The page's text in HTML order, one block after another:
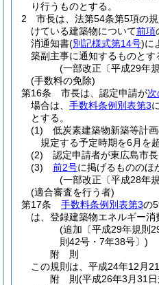
り行うものとする。
2
市長は、法第54条第5項の
けている建築物について前項
消通知書(別記様式第14号)に
築副主事に通知するものとす
(一部改正〔平成29年
(手数料の免除)
第16条
市長は、認定申請が次
場合は、 手数料条例別表第3
とする。
(1)
低炭素建築物新築等計
規定する予定時期を6月を
(2)
認定申請者が東広島市
(3)
前2号に掲げるもののほ
(一部改正〔平成28年
(適合審査を行う者)
第17条
手数料条例別表第3の
は、登録建築物エネルギー消
(追加〔平成29年規則
則42号・7年38号〕)
附 則
この規則は、平成24年12月
附 則(平成26年3月31日